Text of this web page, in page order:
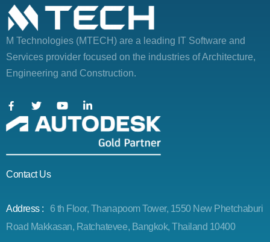
M Technologies (MTECH) are a leading IT Software and
Services provider focused on the industries of Architecture,
Engineering and Construction.
Contact Us
Address :
6 th Floor, Thanapoom Tower, 1550 New Phetchaburi
Road Makkasan, Ratchatevee, Bangkok, Thailand 10400